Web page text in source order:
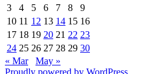
3
4 5 6 7 8
9
10 11 12 13 14 15 16
17 18 19 20 21 22 23
24 25 26 27 28 29 30
« Mar
May »
Proudly powered by WordPress